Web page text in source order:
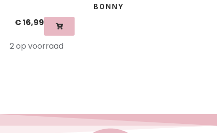
BONNY
€16,99
2 op voorraad